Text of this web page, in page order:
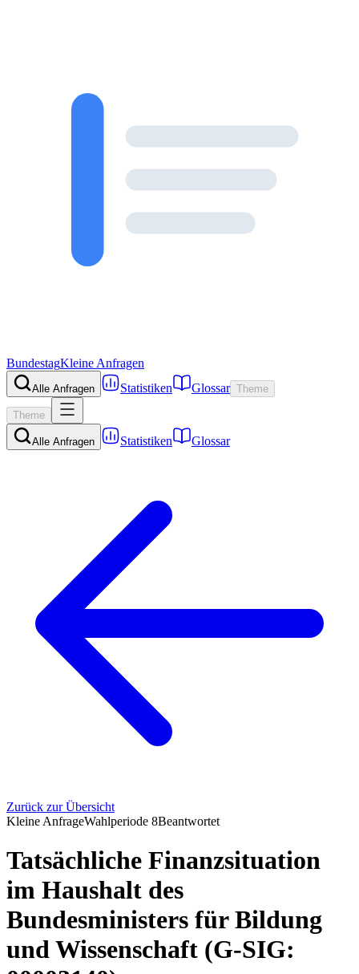
BundestagKleine Anfragen
Alle Anfragen Statistiken Glossar Theme
Theme
Alle Anfragen Statistiken Glossar
Zurück zur Übersicht
Kleine AnfrageWahlperiode 8Beantwortet
Tatsächliche Finanzsituation
im Haushalt des
Bundesministers für Bildung
und Wissenschaft (G-SIG: